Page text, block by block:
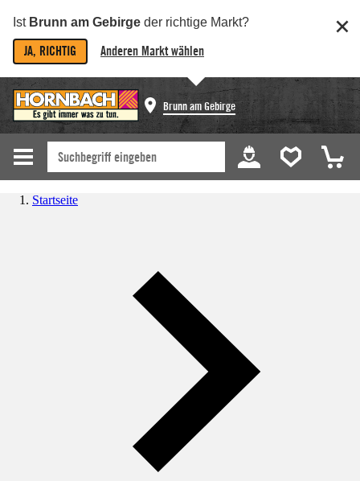
Ist Brunn am Gebirge der richtige Markt?
JA, RICHTIG Anderen Markt wählen
Brunn am Gebirge
Startseite